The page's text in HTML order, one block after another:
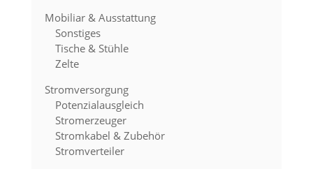
Mobiliar & Ausstattung
Sonstiges
Tische & Stühle
Zelte
Stromversorgung
Potenzialausgleich
Stromerzeuger
Stromkabel & Zubehör
Stromverteiler